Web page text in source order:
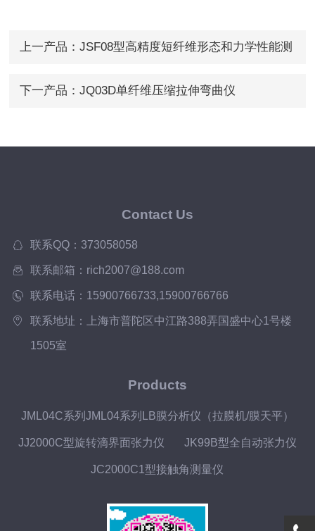
上一产品： JSF08型高精度短纤维形态和力学性能测
下一产品： JQ03D单纤维压缩拉伸弯曲仪
Contact Us
联系QQ：373058058
联系邮箱：rich2007@188.com
联系电话：15900766733,15900766766
联系地址：上海市普陀区中江路388弄国盛中心1号楼
1505室
Products
JML04C系列JML04系列LB膜分析仪（拉膜机/膜天平）
JJ2000C型旋转滴界面张力仪 JK99B型全自动张力仪
JC2000C1型接触角测量仪